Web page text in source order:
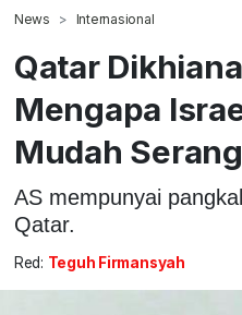
News Internasional
Qatar
Mengapa
Mudah
AS mempunyai
Qatar.
Red: Teguh Firmansyah